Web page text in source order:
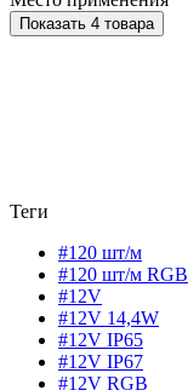
Показать 4 товара
Теги
#120 шт/м
#120 шт/м RGB
#12V
#12V 14,4W
#12V IP65
#12V IP67
#12V RGB